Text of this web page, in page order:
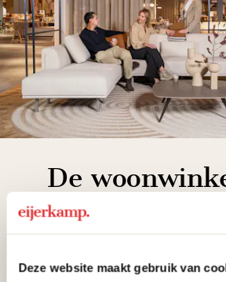
Deze website maakt gebruik van
De
gezien op tv!
'Weer verliefd op je huis'